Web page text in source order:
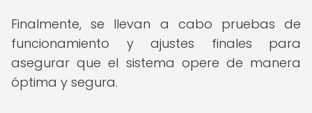
Finalmente, se llevan a cabo pruebas de
funcionamiento y ajustes finales para
asegurar que el sistema opere de manera
óptima y segura.